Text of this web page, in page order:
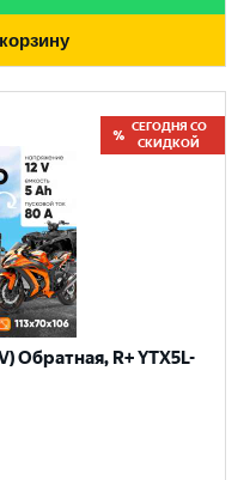
СЕГОДНЯ СО
СКИДКОЙ
Обратная, R+ YTX5L-